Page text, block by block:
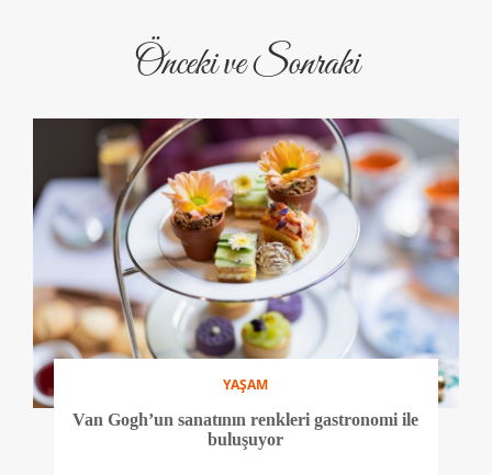
Önceki ve Sonraki
YAŞAM
Van Gogh’un sanatının renkleri gastronomi ile
buluşuyor